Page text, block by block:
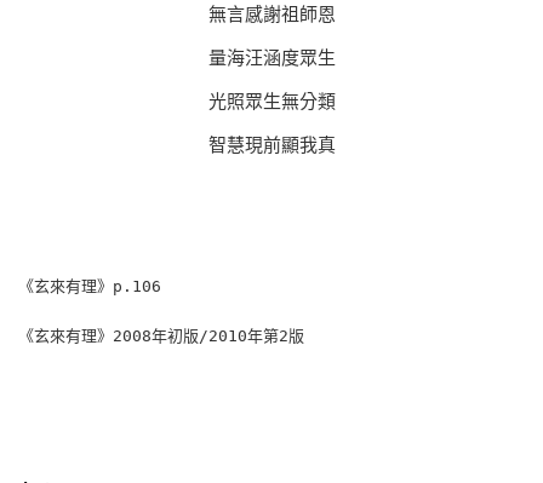
無言感謝祖師恩
量海汪涵度眾生
光照眾生無分類
智慧現前顯我真
《玄來有理》p.106
《玄來有理》2008年初版/2010年第2版